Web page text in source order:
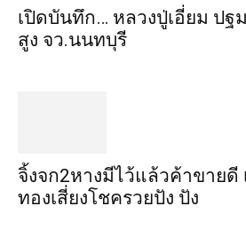
เปิดบันทึก… หลวงปู่เอี่ยม ​ป
สูง​ จว.นนทบุรี
จิ้งจก​2​หาง​มีไว้แล้ว​ค้าขาย​ดี​
ทอง​เสี่ยงโชค​รวยปัง​ ปัง​